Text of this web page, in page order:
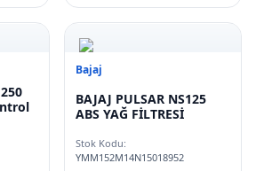
Bajaj
BAJAJ PULSAR NS125
ABS YAĞ FİLTRESİ
Stok Kodu:
YMM152M14N15018952